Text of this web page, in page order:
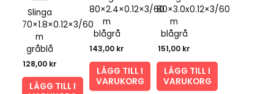
Slinga
70×1.8×0.12×3/60
m
gråblå
128,00 kr
LÄGG TILL I
80×2.4×0.12×3/60
m
blågrå
143,00 kr
LÄGG TILL I
VARUKORG
80×3.0x0.12×3/60
m
blågrå
151,00 kr
LÄGG TILL I
VARUKORG